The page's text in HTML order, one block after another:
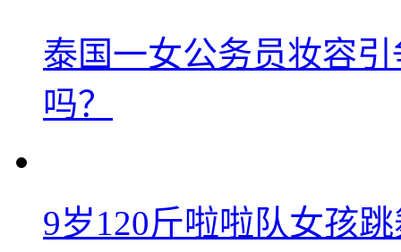
泰国一女公务员妆容
吗？
9岁120斤啦啦队女孩